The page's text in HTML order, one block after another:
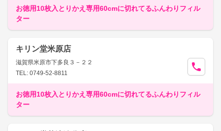
お徳用10枚入とりかえ専用60cmに切れてるふんわりフィル
ター
キリン堂米原店
滋賀県米原市下多良３－２２
TEL: 0749-52-8811
お徳用10枚入とりかえ専用60cmに切れてるふんわりフィル
ター